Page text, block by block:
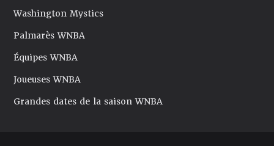
Washington Mystics
Palmarès WNBA
Équipes WNBA
Joueuses WNBA
Grandes dates de la saison WNBA